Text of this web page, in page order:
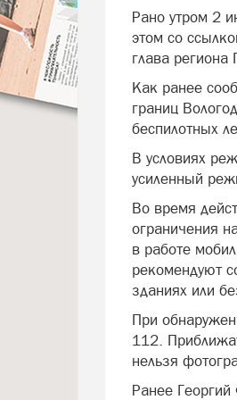
Рано утром 2
этом со
глава
Как ранее
границ
беспилотных
В условиях
усиленный
Во время
ограничения
в работе
рекомендуют
зданиях или
При
112.
нельзя
Ранее